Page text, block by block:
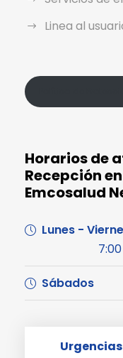
Linea al
Horarios de
Recepción
Emcosalud
Lunes -
Sábados
Urgencias